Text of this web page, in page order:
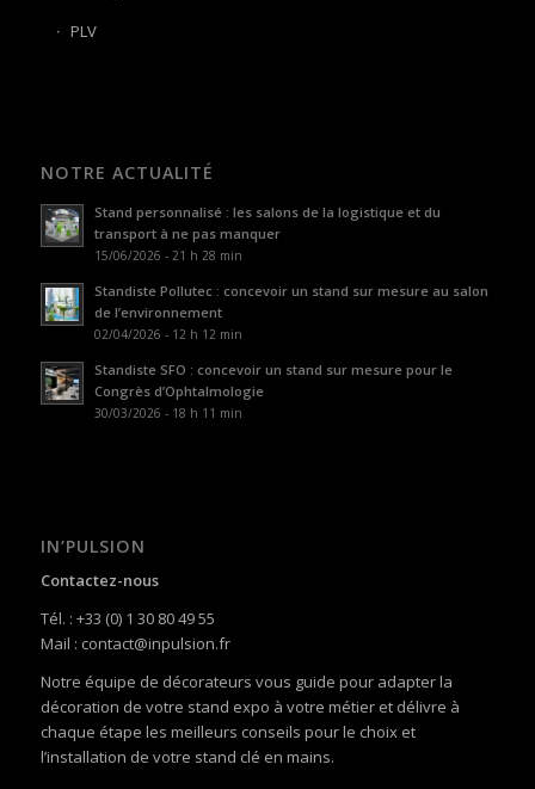
PLV
NOTRE ACTUALITÉ
Stand personnalisé : les salons de la logistique et du
transport à ne pas manquer
15/06/2026 - 21 h 28 min
Standiste Pollutec : concevoir un stand sur mesure au salon
de l’environnement
02/04/2026 - 12 h 12 min
Standiste SFO : concevoir un stand sur mesure pour le
Congrès d’Ophtalmologie
30/03/2026 - 18 h 11 min
IN’PULSION
Contactez-nous
Tél. : +33 (0) 1 30 80 49 55
Mail : contact@inpulsion.fr
Notre équipe de décorateurs vous guide pour adapter la
décoration de votre stand expo à votre métier et délivre à
chaque étape les meilleurs conseils pour le choix et
l’installation de votre stand clé en mains.